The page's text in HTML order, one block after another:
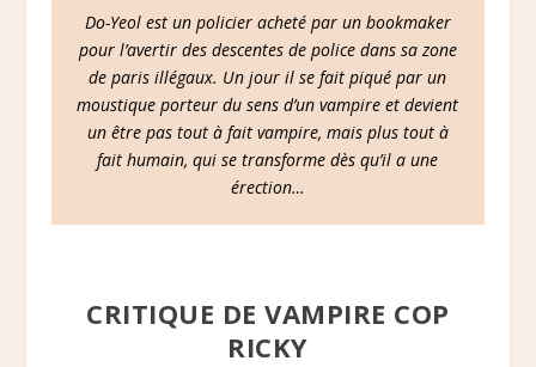
Do-Yeol est un policier acheté par un bookmaker
pour l’avertir des descentes de police dans sa zone
de paris illégaux. Un jour il se fait piqué par un
moustique porteur du sens d’un vampire et devient
un être pas tout à fait vampire, mais plus tout à
fait humain, qui se transforme dès qu’il a une
érection…
CRITIQUE DE VAMPIRE COP
RICKY